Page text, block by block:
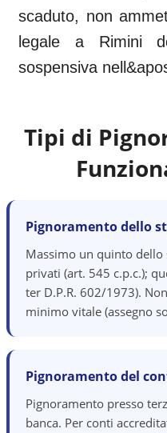
scaduto, non
legale a Rimini
sospensiva
Tipi di
Pignoramento dello
Massimo un quinto
privati (art. 545 c.p.c.);
ter D.P.R. 602/1973).
minimo vitale (assegno
Pignoramento del
Pignoramento presso
banca. Per conti